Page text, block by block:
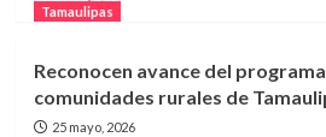
Tamaulipas
Reconocen avance del
comunidades rurales de
25 mayo, 2026